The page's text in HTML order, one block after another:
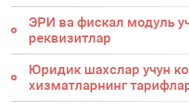
ЭРИ ва фискал модуль
реквизитлар
Юридик шахслар учун
хизматларнинг